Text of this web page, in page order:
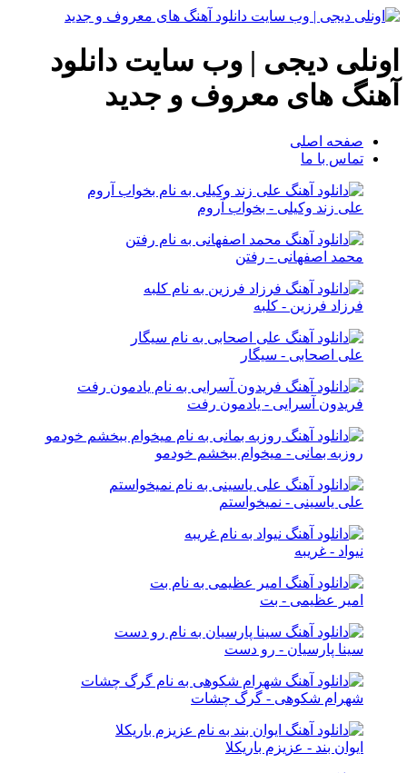
اونلی دیجی | وب سایت دانلود
آهنگ های معروف و جدید
صفحه اصلی
تماس با ما
علی زند وکیلی - بخواب آروم
محمد اصفهانی - رفتن
فرزاد فرزین - کلبه
علی اصحابی - سیگار
فریدون آسرایی - یادمون رفت
روزبه بمانی - میخوام ببخشم خودمو
علی یاسینی - نمیخواستم
نیواد - غریبه
امیر عظیمی - بت
سینا پارسیان - رو دست
شهرام شکوهی - گرگ چشات
ایوان بند - عزیزم باریکلا